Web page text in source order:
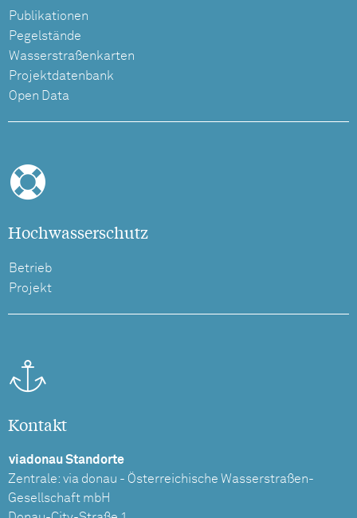
Publikationen
Pegelstände
Wasserstraßenkarten
Projektdatenbank
Open Data
Hochwasserschutz
Betrieb
Projekt
Kontakt
viadonau Standorte
Zentrale: via donau - Österreichische Wasserstraßen-
Gesellschaft mbH